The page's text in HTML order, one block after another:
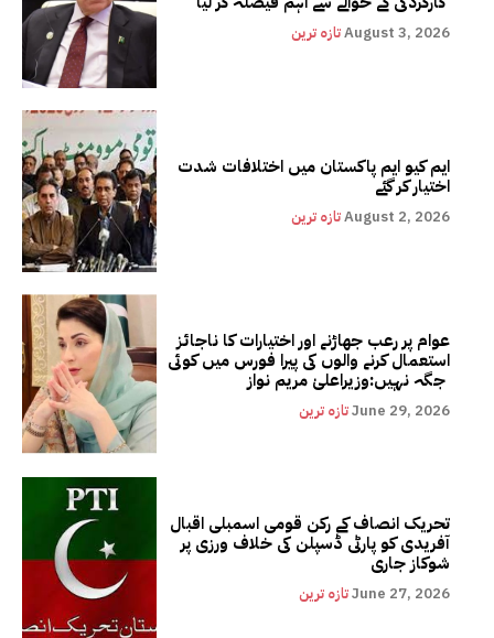
تازہ ترینAugust 3, 2026
ایم کیو ایم پاکستان میں اختلافات شدت
اختیار کر گئے
تازہ ترینAugust 2, 2026
عوام پر رعب جھاڑنے اور اختیارات کا ناجائز
استعمال کرنے والوں کی پیرا فورس میں کوئی
تازہ ترینJune 29, 2026
تحریک انصاف کے رکن قومی اسمبلی اقبال
آفریدی کو پارٹی ڈسپلن کی خلاف ورزی پر
شوکاز جاری
تازہ ترینJune 27, 2026